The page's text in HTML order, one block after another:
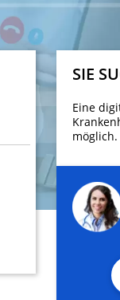
SIE
Eine
möglich.